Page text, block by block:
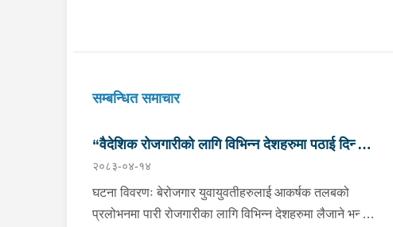
सम्बन्धित समाचार
“वैदेशिक रोजगारीको लागि विभिन्न देशहरुमा पठाई दिन्छु
भनि ठगी गर्ने व्यक्तिहरु पक्राउ"
२०८३-०४-१४
घटना विवरणः बेरोजगार युवायुवतीहरुलाई आकर्षक तलबको
प्रलोभनमा पारी रोजगारीका लागि विभिन्न देशहरुमा लैजाने भन्दै